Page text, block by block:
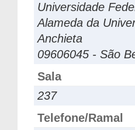
Universidade
Alameda da
Anchieta
09606045 - São
Sala
237
Telefone/Ramal